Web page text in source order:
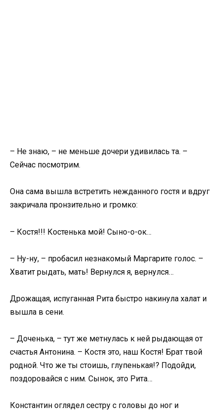
– Не знаю, – не меньше дочери удивилась та. –
Сейчас посмотрим.
Она сама вышла встретить нежданного гостя и вдруг
закричала пронзительно и громко:
– Костя!!! Костенька мой! Сыно-о-ок…
– Ну-ну, – пробасил незнакомый Маргарите голос. –
Хватит рыдать, мать! Вернулся я, вернулся…
Дрожащая, испуганная Рита быстро накинула халат и
вышла в сени.
– Доченька, – тут же метнулась к ней рыдающая от
счастья Антонина. – Костя это, наш Костя! Брат твой
родной. Что же ты стоишь, глупенькая!? Подойди,
поздоровайся с ним. Сынок, это Рита…
Константин оглядел сестру с головы до ног и